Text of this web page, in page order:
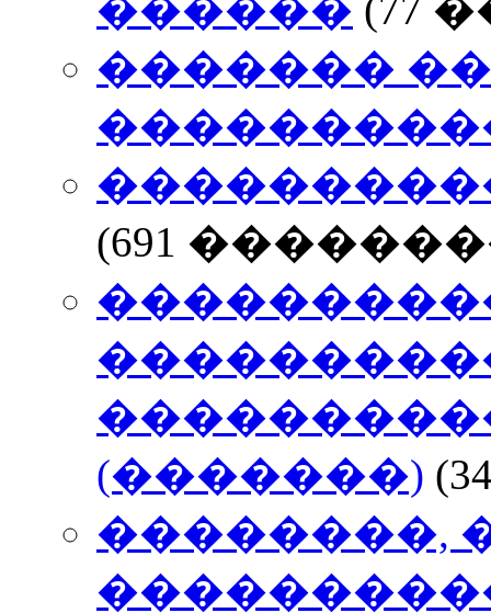
�������
(691
(�������)
��������,